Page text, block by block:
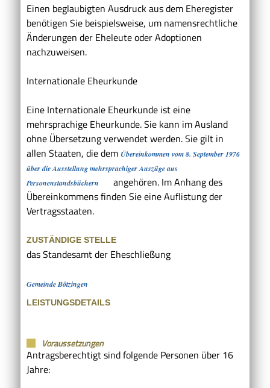
Einen beglaubigten Ausdruck aus dem Eheregister
benötigen Sie beispielsweise, um namensrechtliche
Änderungen der Eheleute oder Adoptionen
nachzuweisen.
Internationale Eheurkunde
Eine Internationale Eheurkunde ist eine
mehrsprachige Eheurkunde. Sie kann im Ausland
ohne Übersetzung verwendet werden. Sie gilt in
allen Staaten, die dem Übereinkommen vom 8. September 1976
über die Ausstellung mehrsprachiger Auszüge aus
Personenstandsbüchern
angehören. Im Anhang des
Übereinkommens finden Sie eine Auflistung der
Vertragsstaaten.
ZUSTÄNDIGE STELLE
das Standesamt der Eheschließung
Gemeinde Bötzingen
LEISTUNGSDETAILS
Voraussetzungen
Antragsberechtigt sind folgende Personen über 16
Jahre: